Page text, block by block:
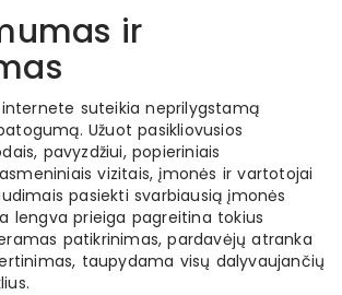
ir
suteikia neprilygstamą
Užuot pasikliovusios
pavyzdžiui, popieriniais
vizitais, įmonės ir vartotojai
pasiekti svarbiausią įmonės
lengva prieiga pagreitina tokius
patikrinimas, pardavėjų atranka
taupydama visų dalyvaujančių